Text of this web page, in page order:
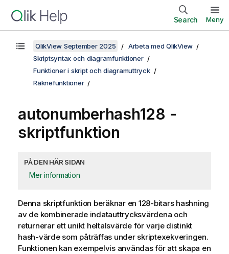
Search Meny
QlikView September 2025
Arbeta med QlikView
Skriptsyntax och diagramfunktioner
Funktioner i skript och diagramuttryck
Räknefunktioner
autonumberhash128 -
skriptfunktion
PÅ DEN HÄR SIDAN
Mer information
Denna skriptfunktion beräknar en 128-bitars hashning
av de kombinerade indatauttrycksvärdena och
returnerar ett unikt heltalsvärde för varje distinkt
hash-värde som påträffas under skriptexekveringen.
Funktionen kan exempelvis användas för att skapa en